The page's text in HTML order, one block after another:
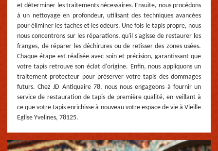
et déterminer les traitements nécessaires. Ensuite, nous procédons
à un nettoyage en profondeur, utilisant des techniques avancées
pour éliminer les taches et les odeurs. Une fois le tapis propre, nous
nous concentrons sur les réparations, qu'il s'agisse de restaurer les
franges, de réparer les déchirures ou de retisser des zones usées.
Chaque étape est réalisée avec soin et précision, garantissant que
votre tapis retrouve son éclat d'origine. Enfin, nous appliquons un
traitement protecteur pour préserver votre tapis des dommages
futurs. Chez JD Antiquaire 78, nous nous engageons à fournir un
service de restauration de tapis de première qualité, en veillant à
ce que votre tapis enrichisse à nouveau votre espace de vie à Vieille
Eglise Yvelines, 78125.